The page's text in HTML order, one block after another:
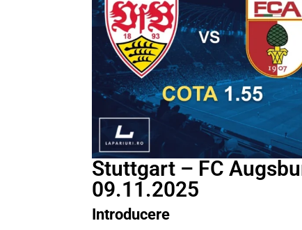
Stuttgart – FC
09.11.2025
Introducere